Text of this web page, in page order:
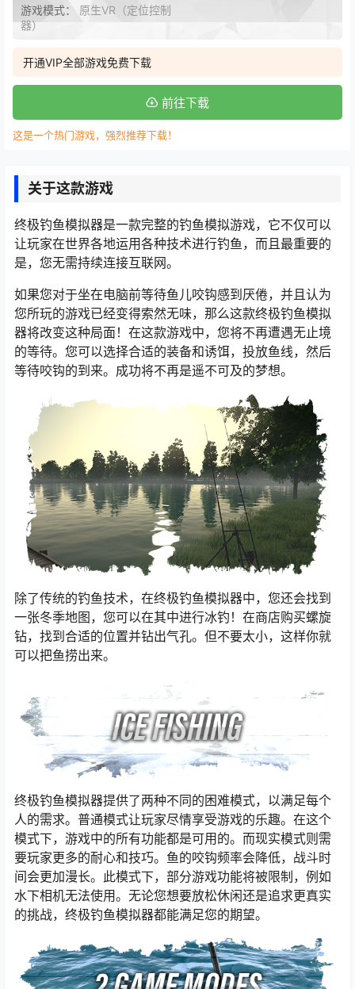
游戏模式： 原生VR（定位控制
器）
开通VIP全部游戏免费下载
前往下载
这是一个热门游戏，强烈推荐下载！
关于这款游戏
终极钓鱼模拟器是一款完整的钓鱼模拟游戏，它不仅可以
让玩家在世界各地运用各种技术进行钓鱼，而且最重要的
是，您无需持续连接互联网。
如果您对于坐在电脑前等待鱼儿咬钩感到厌倦，并且认为
您所玩的游戏已经变得索然无味，那么这款终极钓鱼模拟
器将改变这种局面！在这款游戏中，您将不再遭遇无止境
的等待。您可以选择合适的装备和诱饵，投放鱼线，然后
等待咬钩的到来。成功将不再是遥不可及的梦想。
除了传统的钓鱼技术，在终极钓鱼模拟器中，您还会找到
一张冬季地图，您可以在其中进行冰钓！在商店购买螺旋
钻，找到合适的位置并钻出气孔。但不要太小，这样你就
可以把鱼捞出来。
终极钓鱼模拟器提供了两种不同的困难模式，以满足每个
人的需求。普通模式让玩家尽情享受游戏的乐趣。在这个
模式下，游戏中的所有功能都是可用的。而现实模式则需
要玩家更多的耐心和技巧。鱼的咬钩频率会降低，战斗时
间会更加漫长。此模式下，部分游戏功能将被限制，例如
水下相机无法使用。无论您想要放松休闲还是追求更真实
的挑战，终极钓鱼模拟器都能满足您的期望。